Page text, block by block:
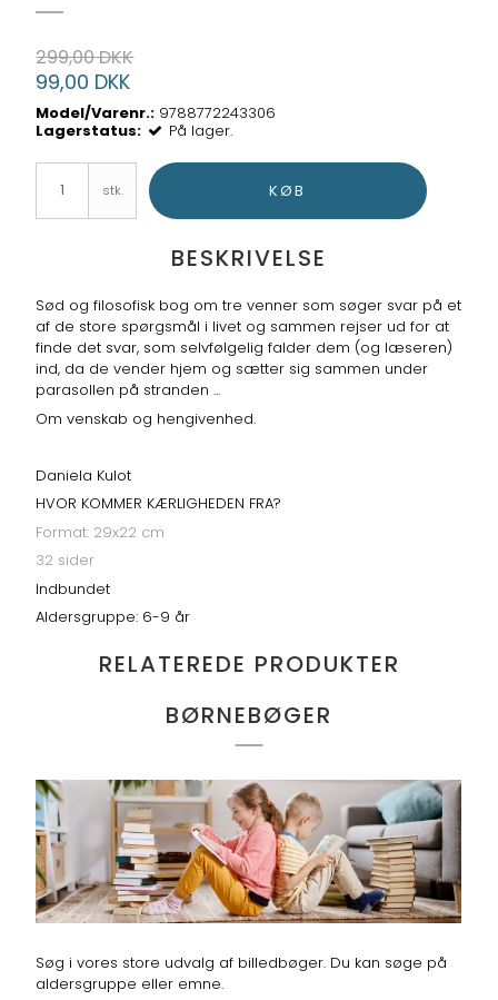
299,00 DKK
99,00 DKK
Model/Varenr.: 9788772243306
Lagerstatus:
På lager.
stk. KØB
BESKRIVELSE
Sød og filosofisk bog om tre venner som søger svar på et
af de store spørgsmål i livet og sammen rejser ud for at
finde det svar, som selvfølgelig falder dem (og læseren)
ind, da de vender hjem og sætter sig sammen under
parasollen på stranden ...
Om venskab og hengivenhed.
Daniela Kulot
HVOR KOMMER KÆRLIGHEDEN FRA?
Format: 29x22 cm
32 sider
Indbundet
Aldersgruppe: 6-9 år
RELATEREDE PRODUKTER
BØRNEBØGER
Søg i vores store udvalg af billedbøger. Du kan søge på
aldersgruppe eller emne.